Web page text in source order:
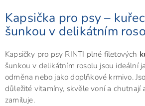
Kapsička pro psy –
šunkou v delikátním
Kapsičky pro psy RINTI plné filetových
šunkou v delikátním rosolu jsou ideální
odměna nebo jako doplňkové krmivo.
důležité vitamíny, skvěle voní a chutnají
zamiluje.